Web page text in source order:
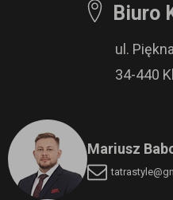
Biuro
ul.
34-440
Mariusz